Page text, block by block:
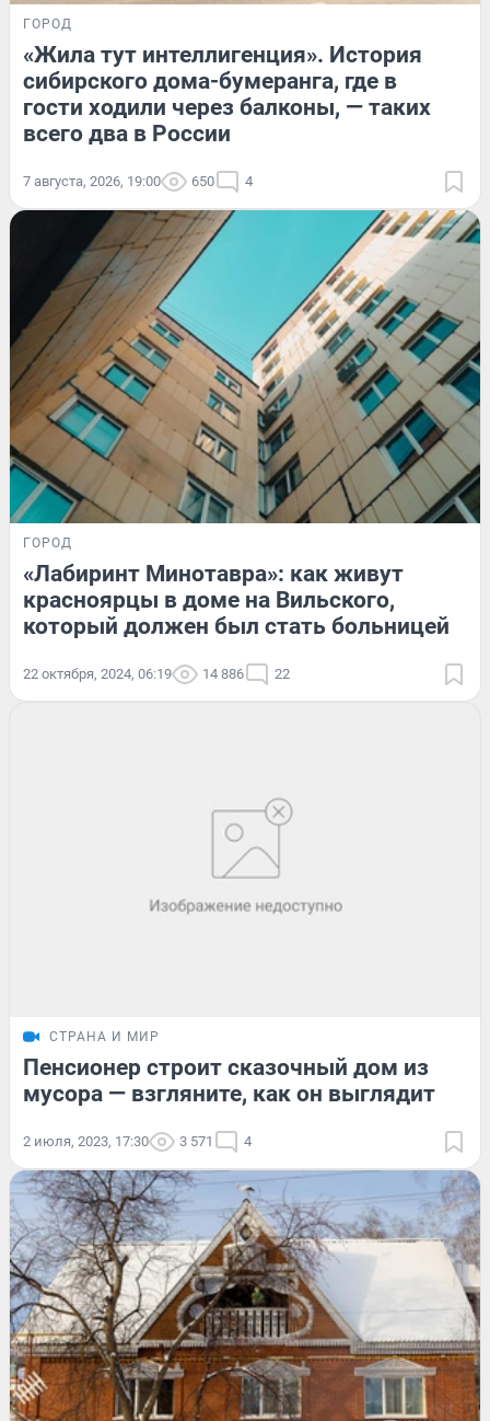
ГОРОД
«Жила тут интеллигенция». История
сибирского дома-бумеранга, где в
гости ходили через балконы, — таких
всего два в России
7 августа, 2026, 19:00 650 4
ГОРОД
«Лабиринт Минотавра»: как живут
красноярцы в доме на Вильского,
который должен был стать больницей
22 октября, 2024, 06:19 14 886 22
СТРАНА И МИР
Пенсионер строит сказочный дом из
мусора — взгляните, как он выглядит
2 июля, 2023, 17:30 3 571 4